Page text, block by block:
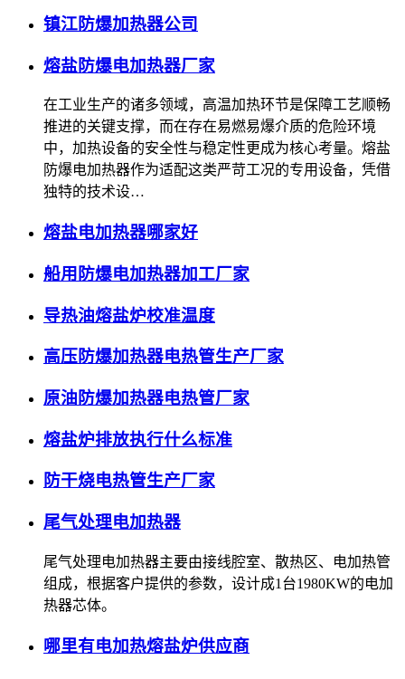
镇江防爆加热器公司
熔盐防爆电加热器厂家
在工业生产的诸多领域，高温加热环节是保障工艺顺畅
推进的关键支撑，而在存在易燃易爆介质的危险环境
中，加热设备的安全性与稳定性更成为核心考量。熔盐
防爆电加热器作为适配这类严苛工况的专用设备，凭借
独特的技术设…
熔盐电加热器哪家好
船用防爆电加热器加工厂家
导热油熔盐炉校准温度
高压防爆加热器电热管生产厂家
原油防爆加热器电热管厂家
熔盐炉排放执行什么标准
防干烧电热管生产厂家
尾气处理电加热器
尾气处理电加热器主要由接线腔室、散热区、电加热管
组成，根据客户提供的参数，设计成1台1980KW的电加
热器芯体。
哪里有电加热熔盐炉供应商